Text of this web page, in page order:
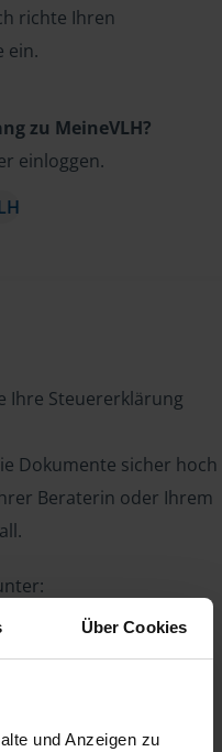
Über Cookies
und Anzeigen zu
richte Ihren
ein.
zu MeineVLH?
einloggen.
Ihre Steuererklärung
Dokumente sicher hoch
Beraterin oder Ihrem